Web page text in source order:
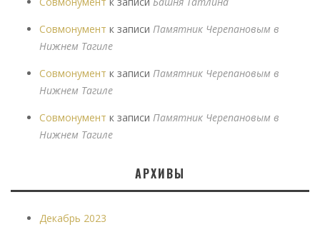
Совмонумент к записи Памятник Черепановым в
Нижнем Тагиле
Совмонумент к записи Памятник Черепановым в
Нижнем Тагиле
Совмонумент к записи Памятник Черепановым в
Нижнем Тагиле
АРХИВЫ
Декабрь 2023